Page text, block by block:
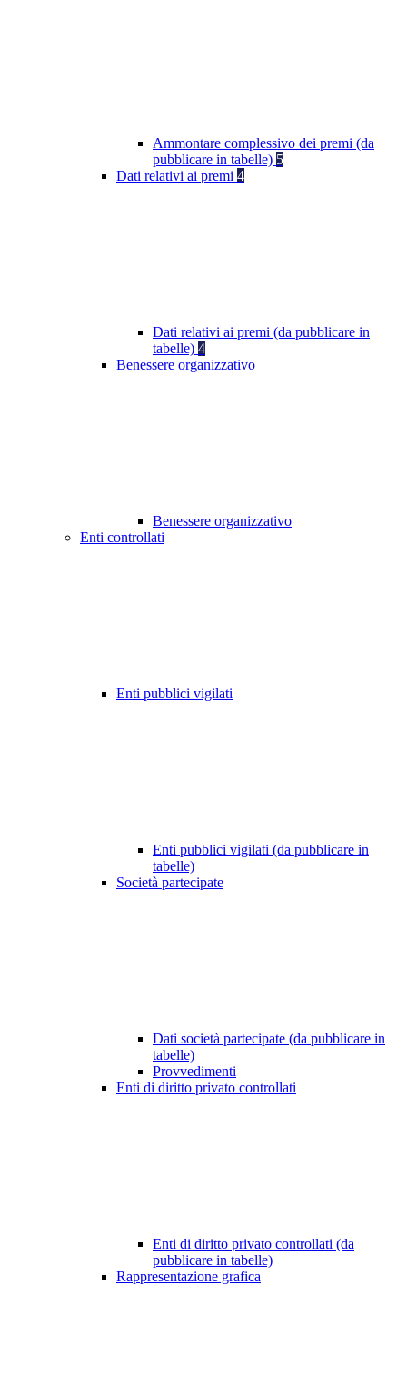
Ammontare complessivo dei premi (da
pubblicare in tabelle) 5
Dati relativi ai premi 4
Dati relativi ai premi (da pubblicare in
tabelle) 4
Benessere organizzativo
Benessere organizzativo
Enti controllati
Enti pubblici vigilati
Enti pubblici vigilati (da pubblicare in
tabelle)
Società partecipate
Dati società partecipate (da pubblicare in
tabelle)
Provvedimenti
Enti di diritto privato controllati
Enti di diritto privato controllati (da
pubblicare in tabelle)
Rappresentazione grafica